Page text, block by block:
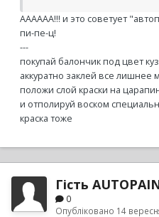
АААААА!!! и это советует
пи-пе-ц!
---
покупай балончик под цвет
аккуратно заклей все лишнее
положи слой краски на
и отполируй воском
краска тоже
Гість
0
Опубліковано 14